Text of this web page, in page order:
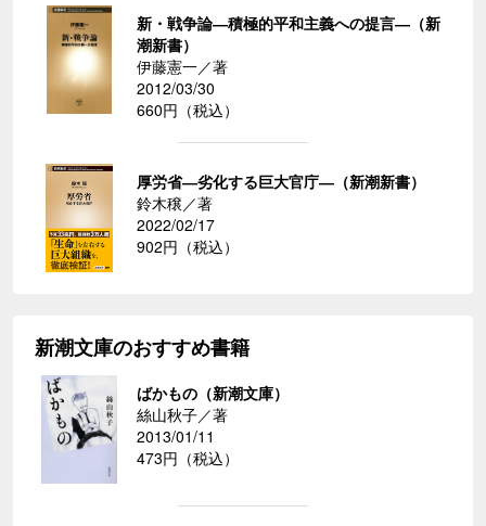
新・戦争論―積極的平和主義への提言―（新
潮新書）
伊藤憲一／著
2012/03/30
660円（税込）
厚労省―劣化する巨大官庁―（新潮新書）
鈴木穣／著
2022/02/17
902円（税込）
新潮文庫のおすすめ書籍
ばかもの（新潮文庫）
絲山秋子／著
2013/01/11
473円（税込）